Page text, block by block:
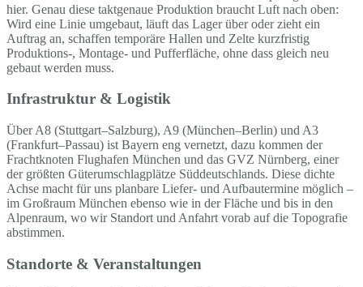
hier. Genau diese taktgenaue Produktion braucht Luft nach oben:
Wird eine Linie umgebaut, läuft das Lager über oder zieht ein
Auftrag an, schaffen temporäre Hallen und Zelte kurzfristig
Produktions-, Montage- und Pufferfläche, ohne dass gleich neu
gebaut werden muss.
Infrastruktur & Logistik
Über A8 (Stuttgart–Salzburg), A9 (München–Berlin) und A3
(Frankfurt–Passau) ist Bayern eng vernetzt, dazu kommen der
Frachtknoten Flughafen München und das GVZ Nürnberg, einer
der größten Güterumschlagplätze Süddeutschlands. Diese dichte
Achse macht für uns planbare Liefer- und Aufbautermine möglich –
im Großraum München ebenso wie in der Fläche und bis in den
Alpenraum, wo wir Standort und Anfahrt vorab auf die Topografie
abstimmen.
Standorte & Veranstaltungen